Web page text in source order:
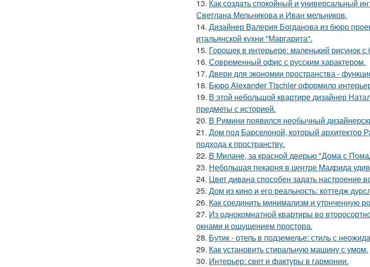
13. Как создать спокойный и универсальный
Светлана Мельникова и Иван мельников.
14. Дизайнер Валерия Богданова из бюро
итальянской кухни "Маргарита".
15. Горошек в интерьере: маленький рисунок
16. Современный офис с русским характером.
17. Двери для экономии пространства -
18. Бюро Alexander Tischler оформило
19. В этой небольшой квартире дизайнер
предметы с историей.
20. В Римини появился необычный
21. Дом под Барселоной, который архитектор
подхода к пространству.
22. В Милане, за красной дверью "Дома с
23. Небольшая пекарня в центре Мадрида
24. Цвет дивана способен задать настроение
25. Дом из кино и его реальность: коттедж
26. Как соединить минимализм и утонченную
27. Из однокомнатной квартиры во
окнами и ощущением простора.
28. Бутик - отель в подземелье: стиль с
29. Как установить стиральную машину с умом.
30. Интерьер: свет и фактуры в гармонии.